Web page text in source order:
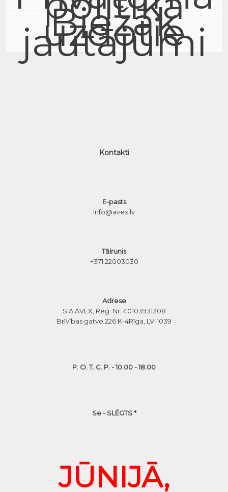
Biežāk
uzdotie
jautājumi
Kontakti
E-pasts
info@avex.lv
Tālrunis
+371 22003030
Adrese
SIA AVEX, Reģ. Nr. 40103931308
Brīvības gatve 226 K-4Rīga, LV-1039
P. O. T. C. P. - 10.00 - 18.00
Se - SLĒGTS *
JŪNIJĀ,